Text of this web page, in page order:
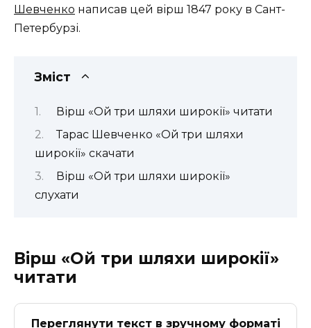
Шевченко написав цей вірш 1847 року в Сант-
Петербурзі.
Зміст
Вірш «Ой три шляхи широкії» читати
Тарас Шевченко «Ой три шляхи
широкії» скачати
Вірш «Ой три шляхи широкії»
слухати
Вірш «Ой три шляхи широкії»
читати
Переглянути текст в зручному форматі